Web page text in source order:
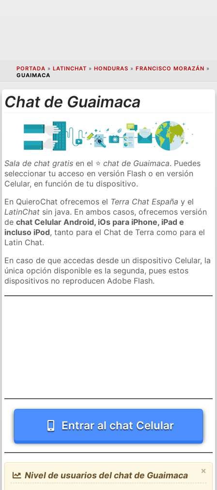
PORTADA » LATINCHAT » HONDURAS » FRANCISCO MORAZÁN »
GUAIMACA
Chat de Guaimaca
Sala de chat gratis en el ⭐chat de Guaimaca. Puedes
seleccionar tu acceso en versión Flash o en versión
Celular, en función de tu dispositivo.
En QuieroChat ofrecemos el Terra Chat España y el
LatinChat sin java. En ambos casos, ofrecemos versión
dechat Celular Android, iOs para iPhone, iPad e
incluso iPod, tanto para el Chat de Terra como para el
Latin Chat.
En caso de que accedas desde un dispositivo Celular, la
única opción disponible es la segunda, pues estos
dispositivos no reproducen Adobe Flash.
Entrar al chat Celular
×
Nivel de usuarios del chat de Guaimaca